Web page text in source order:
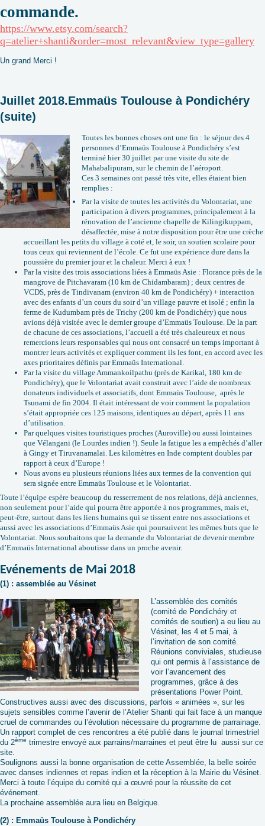
commande.
https://www.etsy.com/search?
q=atelier+shanti&order=most_relevant&view_type=gallery
Un grand Merci !
Juillet 2018.Emmaüs Toulouse à Pondichéry
(suite)
Toutes les bonnes choses ont une fin : le séjour des 4
personnes d’Emmaüs Toulouse à Pondichéry s’est
terminé hier 30 juillet par une visite du site de
Mahabalipuram, sur le chemin de l’aéroport.
Ces 3 semaines ont passé très vite, elles étaient bien
remplies :
Par la visite de toutes les activités du Volontariat, une
participation à divers programmes, principalement à la
rénovation de l’ancienne chapelle de Kilingikuppam,
désaffectée, mise à notre disposition pour être une crèche
accueillant les petits du village à coté et, le soir, un soutien scolaire pour
tous ceux qui reviennent de l’école. Ce fut une expérience dure dans la
poussière du premier jour et la chaleur. Merci à eux !
Par la visite des trois associations liées à Emmaüs Asie : Florance près de la
mangrove de Pitchavaram (10 km de Chidambaram) ; deux centres de
VCDS, près de Tindivanam (environ 40 km de Pondichéry) + interaction
avec des enfants d’un cours du soir d’un village pauvre et isolé ; enfin la
ferme de Kudumbam près de Trichy (200 km de Pondichéry) que nous
avions déjà visitée avec le dernier groupe d’Emmaüs Toulouse. De la part
de chacune de ces associations, l’accueil a été très chaleureux et nous
remercions leurs responsables qui nous ont consacré un temps important à
montrer leurs activités et expliquer comment ils les font, en accord avec les
axes prioritaires définis par Emmaüs International.
Par la visite du village Ammankoilpathu (près de Karikal, 180 km de
Pondichéry), que le Volontariat avait construit avec l’aide de nombreux
donateurs individuels et associatifs, dont Emmaüs Toulouse, après le
Tsunami de fin 2004. Il était intéressant de voir comment la population
s’était appropriée ces 125 maisons, identiques au départ, après 11 ans
d’utilisation.
Par quelques visites touristiques proches (Auroville) ou aussi lointaines
que Vélangani (le Lourdes indien !). Seule la fatigue les a empêchés d’aller
à Gingy et Tiruvanamalai. Les kilomètres en Inde comptent doubles par
rapport à ceux d’Europe !
Nous avons eu plusieurs réunions liées aux termes de la convention qui
sera signée entre Emmaüs Toulouse et le Volontariat.
Toute l’équipe espère beaucoup du resserrement de nos relations, déjà anciennes,
non seulement pour l’aide qui pourra être apportée à nos programmes, mais et,
peut-être, surtout dans les liens humains qui se tissent entre nos associations et
aussi avec les associations d’Emmaüs Asie qui poursuivent les mêmes buts que le
Volontariat. Nous souhaitons que la demande du Volontariat de devenir membre
d’Emmaüs International aboutisse dans un proche avenir.
Evénements de Mai 2018
(1) : assemblée au Vésinet
L’assemblée des comités
(comité de Pondichéry et
comités de soutien) a eu lieu au
Vésinet, les 4 et 5 mai, à
l’invitation de son comité.
Réunions conviviales, studieuse
qui ont permis à l’assistance de
voir l’avancement des
programmes, grâce à des
présentations Power Point.
Constructives aussi avec des discussions, parfois « animées », sur les
sujets sensibles comme l’avenir de l’Atelier Shanti qui fait face à un manque
cruel de commandes ou l’évolution nécessaire du programme de parrainage.
Un rapport complet de ces rencontres a été publié dans le journal trimestriel
du 2ème trimestre envoyé aux parrains/marraines et peut être lu aussi sur ce
site.
Soulignons aussi la bonne organisation de cette Assemblée, la belle soirée
avec danses indiennes et repas indien et la réception à la Mairie du Vésinet.
Merci à toute l’équipe du comité qui a œuvré pour la réussite de cet
événement.
La prochaine assemblée aura lieu en Belgique.
(2) : Emmaüs Toulouse à Pondichéry